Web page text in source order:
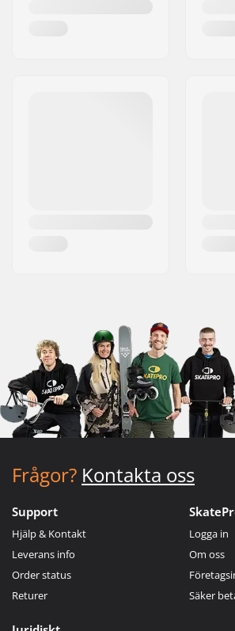
Frågor? Kontakta oss
Support
Hjälp & Kontakt
Leverans info
Order status
Returer
Logga in
Om oss
Säker